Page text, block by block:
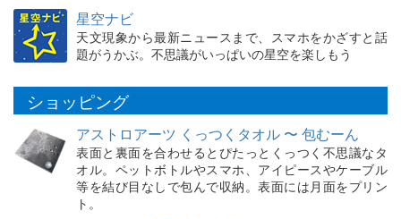
星空ナビ
天文現象から最新ニュースまで、スマホをかざすと話
題がうかぶ。不思議がいっぱいの星空を楽しもう
ショッピング
アストロアーツ くっつくタオル 〜 包むーん
表面と裏面を合わせるとぴたっとくっつく不思議なタ
オル。ペットボトルやスマホ、アイピースやケーブル
等を結び目なしで包んで収納。表面には月面をプリン
ト。